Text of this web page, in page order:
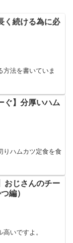
く続ける為に必
方法を書いていま
ぐ】分厚いハム
ハムカツ定食を食
おじさんのチー
編）
いですよ。